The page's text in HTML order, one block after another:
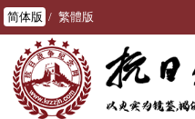
简体版 / 繁體版